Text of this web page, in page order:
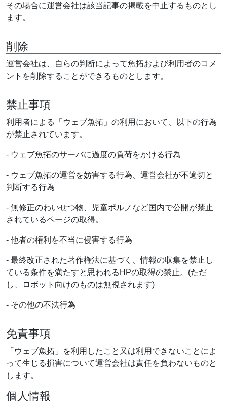
その場合に運営会社は該当記事の掲載を中止するものとし
ます。
削除
運営会社は、自らの判断によって魚拓および利用者のコメ
ントを削除することができるものとします。
禁止事項
利用者による「ウェブ魚拓」の利用において、以下の行為
が禁止されています。
- ウェブ魚拓のサーバに過度の負荷をかける行為
- ウェブ魚拓の運営を妨害する行為、運営会社が不適切と
判断する行為
- 無修正のわいせつ物、児童ポルノなど国内で公開が禁止
されているページの取得。
- 他者の権利を不当に侵害する行為
- 最終改正された著作権法に基づく、情報の収集を禁止し
ている条件を満たすと思われるHPの取得の禁止。(ただ
し、ロボット向けのものは無視されます)
- その他の不法行為
免責事項
「ウェブ魚拓」を利用したこと又は利用できないことによ
って生じる損害について運営会社は責任を負わないものと
します。
個人情報